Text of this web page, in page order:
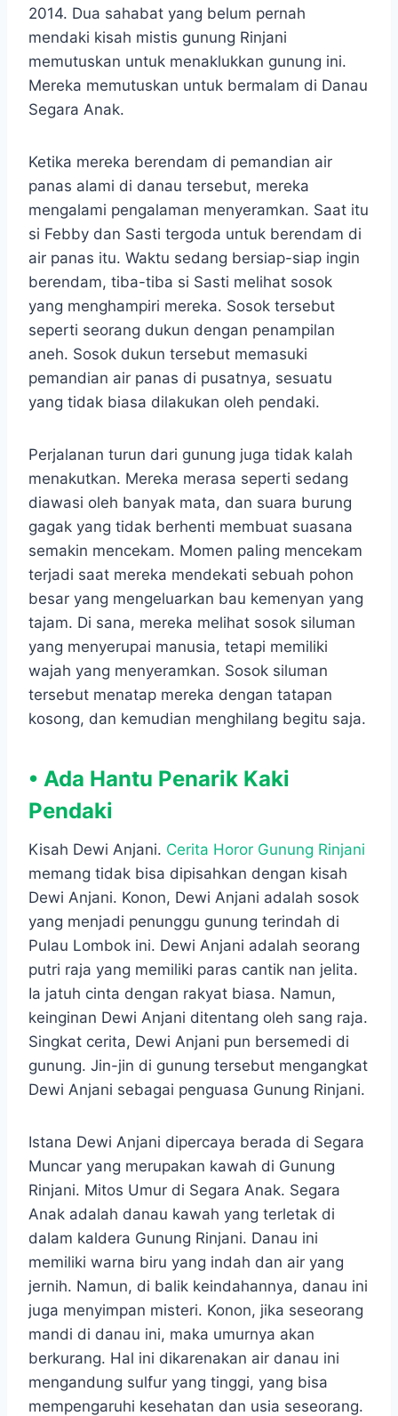
2014. Dua sahabat yang belum pernah
mendaki kisah mistis gunung Rinjani
memutuskan untuk menaklukkan gunung ini.
Mereka memutuskan untuk bermalam di Danau
Segara Anak.
Ketika mereka berendam di pemandian air
panas alami di danau tersebut, mereka
mengalami pengalaman menyeramkan. Saat itu
si Febby dan Sasti tergoda untuk berendam di
air panas itu. Waktu sedang bersiap-siap ingin
berendam, tiba-tiba si Sasti melihat sosok
yang menghampiri mereka. Sosok tersebut
seperti seorang dukun dengan penampilan
aneh. Sosok dukun tersebut memasuki
pemandian air panas di pusatnya, sesuatu
yang tidak biasa dilakukan oleh pendaki.
Perjalanan turun dari gunung juga tidak kalah
menakutkan. Mereka merasa seperti sedang
diawasi oleh banyak mata, dan suara burung
gagak yang tidak berhenti membuat suasana
semakin mencekam. Momen paling mencekam
terjadi saat mereka mendekati sebuah pohon
besar yang mengeluarkan bau kemenyan yang
tajam. Di sana, mereka melihat sosok siluman
yang menyerupai manusia, tetapi memiliki
wajah yang menyeramkan. Sosok siluman
tersebut menatap mereka dengan tatapan
kosong, dan kemudian menghilang begitu saja.
• Ada Hantu Penarik Kaki
Pendaki
Kisah Dewi Anjani. Cerita Horor Gunung Rinjani
memang tidak bisa dipisahkan dengan kisah
Dewi Anjani. Konon, Dewi Anjani adalah sosok
yang menjadi penunggu gunung terindah di
Pulau Lombok ini. Dewi Anjani adalah seorang
putri raja yang memiliki paras cantik nan jelita.
Ia jatuh cinta dengan rakyat biasa. Namun,
keinginan Dewi Anjani ditentang oleh sang raja.
Singkat cerita, Dewi Anjani pun bersemedi di
gunung. Jin-jin di gunung tersebut mengangkat
Dewi Anjani sebagai penguasa Gunung Rinjani.
Istana Dewi Anjani dipercaya berada di Segara
Muncar yang merupakan kawah di Gunung
Rinjani. Mitos Umur di Segara Anak. Segara
Anak adalah danau kawah yang terletak di
dalam kaldera Gunung Rinjani. Danau ini
memiliki warna biru yang indah dan air yang
jernih. Namun, di balik keindahannya, danau ini
juga menyimpan misteri. Konon, jika seseorang
mandi di danau ini, maka umurnya akan
berkurang. Hal ini dikarenakan air danau ini
mengandung sulfur yang tinggi, yang bisa
mempengaruhi kesehatan dan usia seseorang.